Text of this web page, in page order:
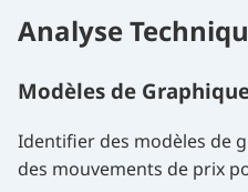
Analyse
Modèles de
Identifier des modèles de
des mouvements de prix